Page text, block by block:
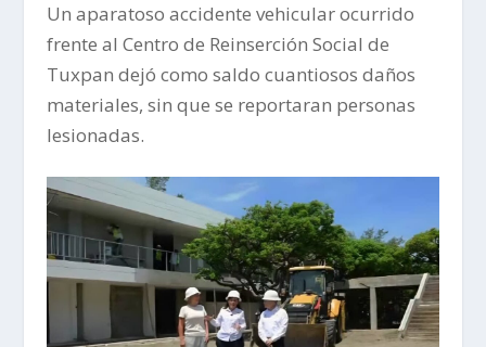
Un aparatoso accidente vehicular ocurrido
frente al Centro de Reinserción Social de
Tuxpan dejó como saldo cuantiosos daños
materiales, sin que se reportaran personas
lesionadas.